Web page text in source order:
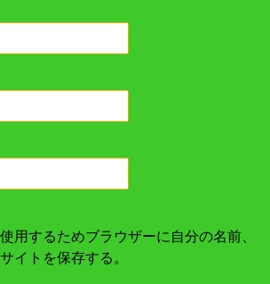
用するためブラウザーに自分の名前、
イトを保存する。